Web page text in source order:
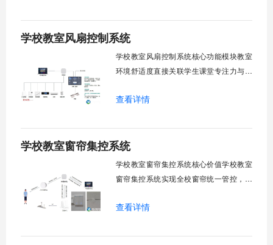
块清单：远程集中控制。智能定时调度。
环境自适应调节。能耗监测统计。故障预
学校教室风扇控制系统
学校教室风扇控制系统核心功能模块教室
环境舒适度直接关联学生课堂专注力与学
领域，打造教室风扇控制系统，实现温度
分组联动、安全防护六大模块一体化运
行，为学校提供精细化风扇管理方案。
查看详情
学校教室窗帘集控系统
学校教室窗帘集控系统核心价值学校教室
窗帘集控系统实现全校窗帘统一管控，提
能化改造后，一键完成全校窗帘开合，节
生视力健康，营造舒适教学环境。节能减
查看详情